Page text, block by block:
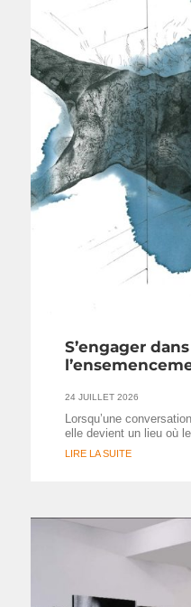
S’engager
24 JUILLET 2026
Lorsqu’une
elle devient un lieu où
LIRE LA SUITE